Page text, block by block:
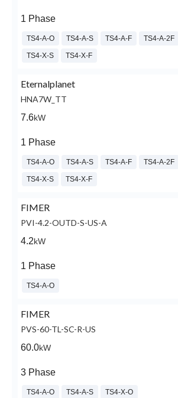
1 Phase
TS4-A-O TS4-A-S TS4-A-F TS4-A-2F
TS4-X-S TS4-X-F
Eternalplanet
HNA7W_TT
7.6kW
1 Phase
TS4-A-O TS4-A-S TS4-A-F TS4-A-2F
TS4-X-S TS4-X-F
FIMER
PVI-4.2-OUTD-S-US-A
4.2kW
1 Phase
TS4-A-O
FIMER
PVS-60-TL-SC-R-US
60.0kW
3 Phase
TS4-A-O TS4-A-S TS4-X-O